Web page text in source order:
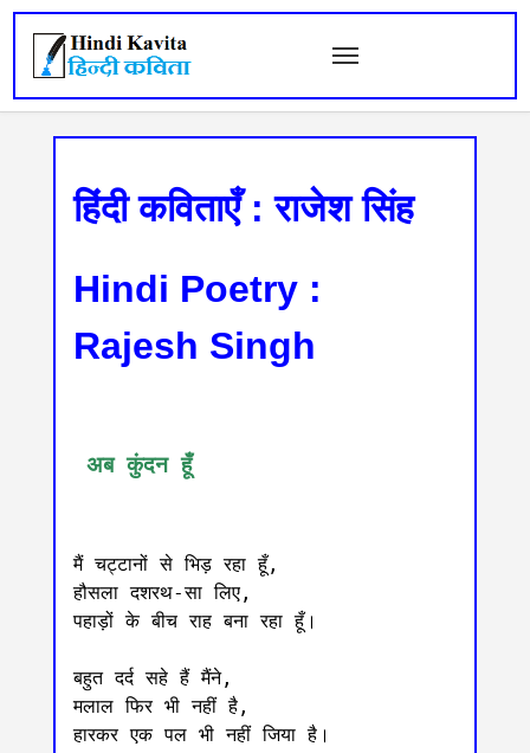
हिंदी कविताएँ : राजेश सिंह
Hindi Poetry :
Rajesh Singh
अब कुंदन हूँ
मैं चट्टानों से भिड़ रहा हूँ,
हौसला दशरथ-सा लिए,
पहाड़ों के बीच राह बना रहा हूँ।
बहुत दर्द सहे हैं मैंने,
मलाल फिर भी नहीं है,
हारकर एक पल भी नहीं जिया है।